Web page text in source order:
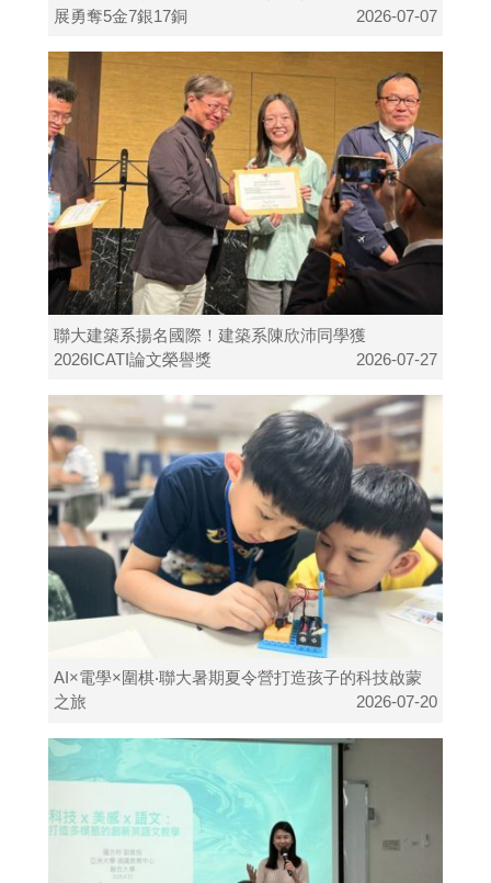
展勇奪5金7銀17銅
2026-07-07
聯大建築系揚名國際！建築系陳欣沛同學獲
2026ICATI論文榮譽獎
2026-07-27
AI×電學×圍棋‧聯大暑期夏令營打造孩子的科技啟蒙
之旅
2026-07-20